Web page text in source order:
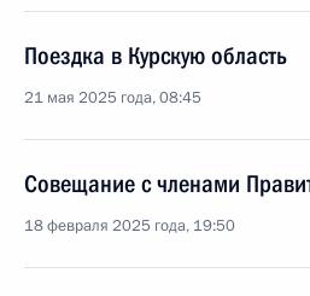
Поездка в Курскую область
21 мая 2025 года, 08:45
Совещание с членами
18 февраля 2025 года, 19:50